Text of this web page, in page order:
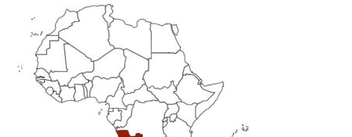
Primary
Sidebar